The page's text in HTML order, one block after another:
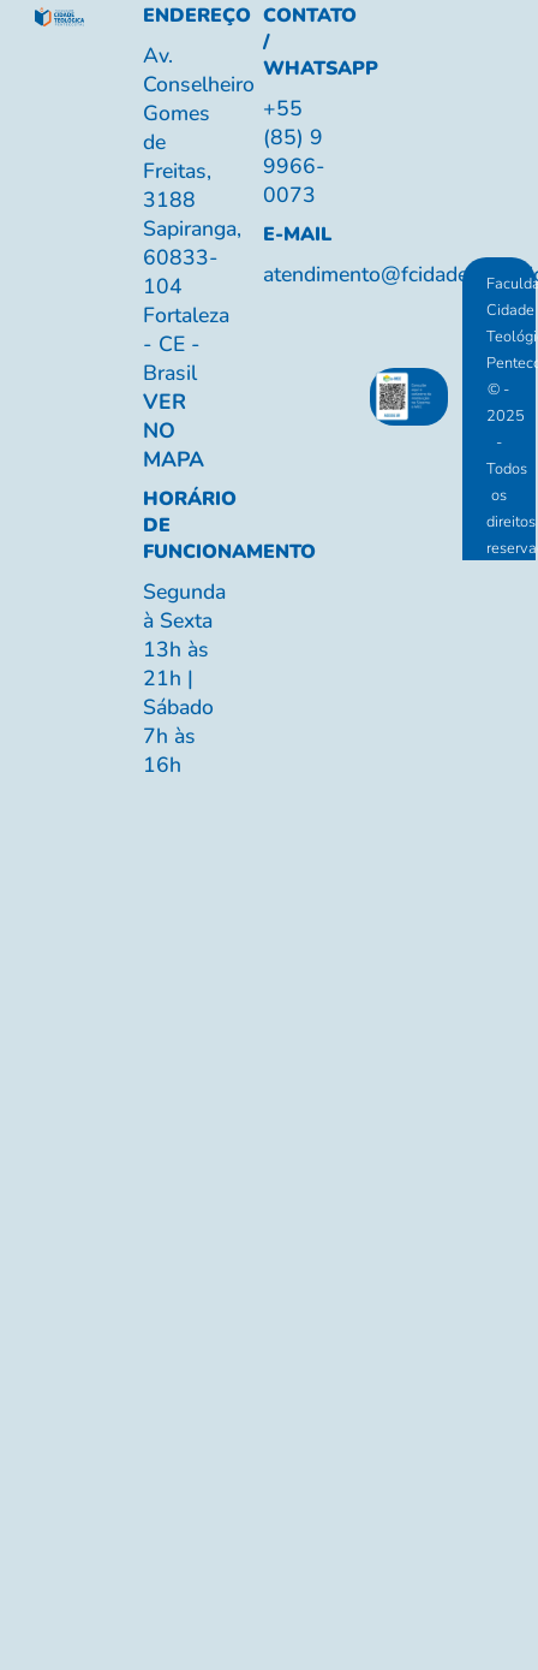
ENDEREÇO
Av.
Conselheiro
Gomes
de
Freitas,
3188
Sapiranga,
60833-
104
Fortaleza
- CE -
Brasil
VER
NO
MAPA
HORÁRIO
DE
FUNCIONAMENTO
Segunda
à Sexta
13h às
21h |
Sábado
7h às
16h
CONTATO
/
WHATSAPP
+55
(85) 9
9966-
0073
E-MAIL
Cidade
© -
2025
-
Todos
os
direitos